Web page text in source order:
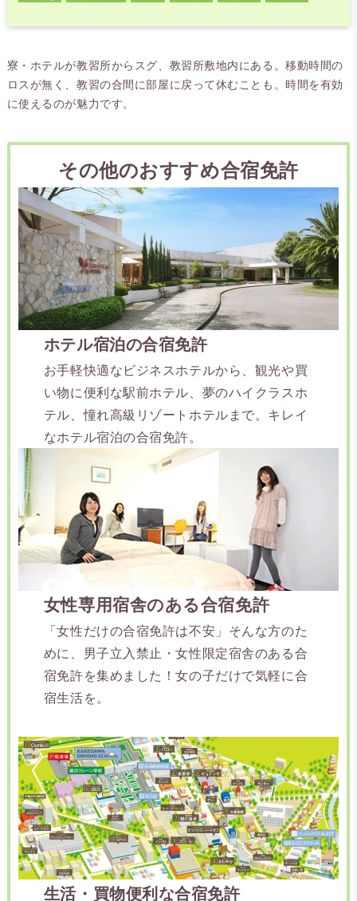
好評です！
寮・ホテルが教習所からスグ、教習所敷地内にある。移動時間の
ロスが無く、教習の合間に部屋に戻って休むことも。時間を有効
に使えるのが魅力です。
その他のおすすめ合宿免許
ホテル宿泊の合宿免許
お手軽快適なビジネスホテルから、観光や買
い物に便利な駅前ホテル、夢のハイクラスホ
テル、憧れ高級リゾートホテルまで。キレイ
なホテル宿泊の合宿免許。
女性専用宿舎のある合宿免許
「女性だけの合宿免許は不安」そんな方のた
めに、男子立入禁止・女性限定宿舎のある合
宿免許を集めました！女の子だけで気軽に合
宿生活を。
生活・買物便利な合宿免許